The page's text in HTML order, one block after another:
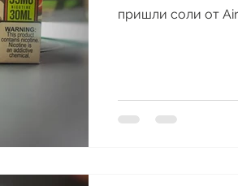
пришли соли от Air